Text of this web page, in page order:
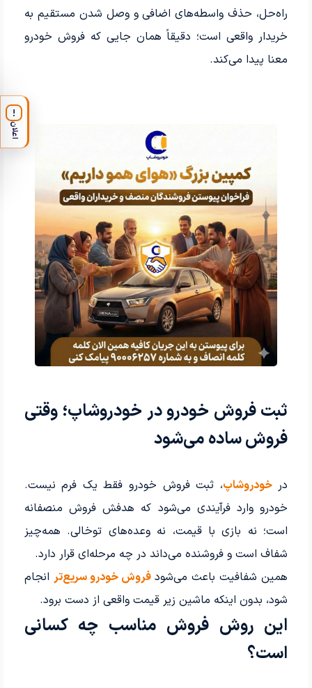
راه‌حل، حذف واسطه‌های اضافی و وصل شدن مستقیم به
خریدار واقعی است؛ دقیقاً همان جایی که فروش خودرو
معنا پیدا می‌کند.
ثبت فروش خودرو در خودروشاپ؛ وقتی
فروش ساده می‌شود
درخودروشاپ، ثبت فروش خودرو فقط یک فرم نیست.
خودرو وارد فرآیندی می‌شود که هدفش فروش منصفانه
است؛ نه بازی با قیمت، نه وعده‌های توخالی. همه‌چیز
شفاف است و فروشنده می‌داند در چه مرحله‌ای قرار دارد.
همین شفافیت باعث می‌شودفروش خودرو سریع‌تر انجام
شود، بدون اینکه ماشین زیر قیمت واقعی از دست برود.
این روش فروش مناسب چه کسانی
است؟
!
اعلان